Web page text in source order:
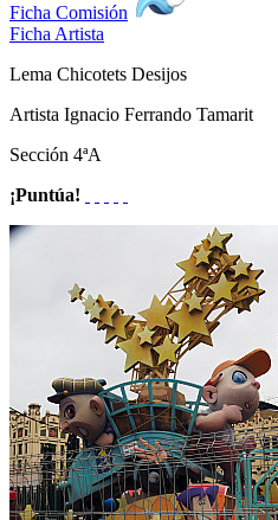
Ficha Comisión
Ficha Artista
Lema Chicotets Desijos
Artista Ignacio Ferrando Tamarit
Sección 4ªA
¡Puntúa!